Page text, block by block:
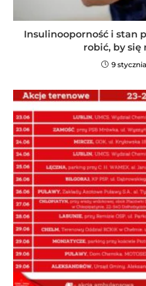
Insulinooporność i stan
robić, by się
9